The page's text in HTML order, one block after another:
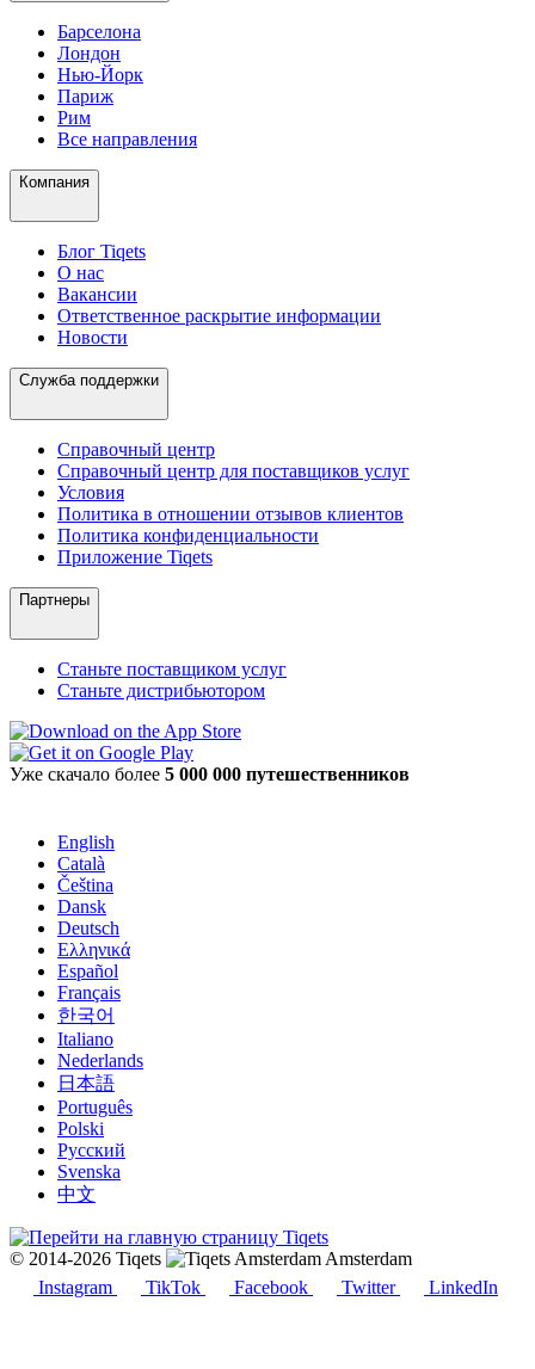
Барселона
Лондон
Нью-Йорк
Париж
Рим
Все направления
Компания
Блог Tiqets
О нас
Вакансии
Ответственное раскрытие информации
Новости
Служба поддержки
Справочный центр
Справочный центр для поставщиков услуг
Условия
Политика в отношении отзывов клиентов
Политика конфиденциальности
Приложение Tiqets
Партнеры
Станьте поставщиком услуг
Станьте дистрибьютором
Уже скачало более 5 000 000 путешественников
English
Català
Čeština
Dansk
Deutsch
Ελληνικά
Español
Français
한국어
Italiano
Nederlands
日本語
Português
Polski
Русский
Svenska
中文
© 2014-2026 Tiqets
Amsterdam
Instagram
TikTok Facebook Twitter LinkedIn